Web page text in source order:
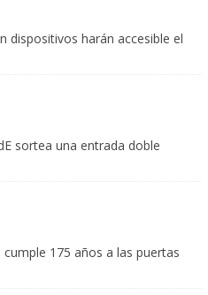
dispositivos harán accesible el
sortea una entrada doble
175 años a las puertas